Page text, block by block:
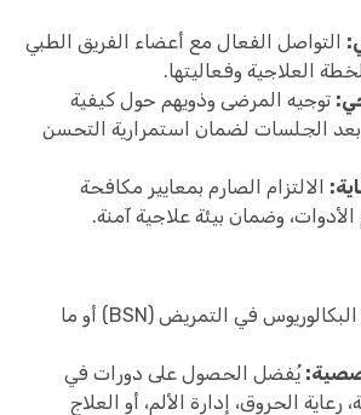
التواصل الفعال مع أعضاء الفريق الطبي
العلاجية وفعاليتها.
توجيه المرضى وذويهم حول كيفية
بعد الجلسات لضمان استمرارية التحسن
الالتزام الصارم بمعايير مكافحة
وضمان بيئة علاجية آمنة.
درجة البكالوريوس في التمريض (BSN) أو ما
يُفضل الحصول على دورات في
رعاية الحروق، إدارة الألم، أو العلاج